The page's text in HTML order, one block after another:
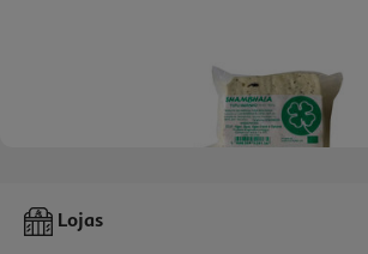
Tofu Shambhala Fresco Marinho Biológico 500g
Lojas